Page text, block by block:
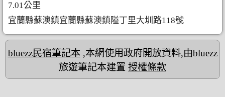
7.01公里
宜蘭縣蘇澳鎮宜蘭縣蘇澳鎮隘丁里大圳路118號
bluezz民宿筆記本,本網使用政府開放資料,由bluezz
旅遊筆記本建置 授權條款